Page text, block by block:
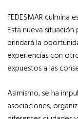
FEDESMAR culmina
Esta nueva
brindará la
experiencias con
expuestos a las
Asimismo, se ha
asociaciones,